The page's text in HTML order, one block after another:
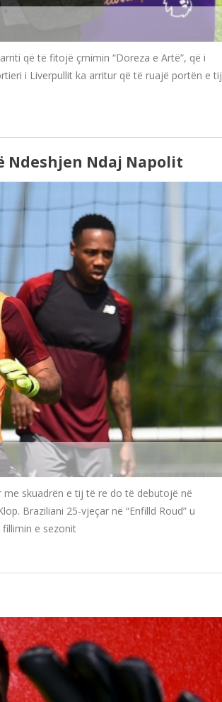
që të fitojë çmimin “Doreza e Artë”, që i
i Liverpullit ka arritur që të ruajë portën e tij
Ndeshjen Ndaj Napolit
skuadrën e tij të re do të debutojë në
Braziliani 25-vjeçar në “Enfilld Roud” u
e sezonit